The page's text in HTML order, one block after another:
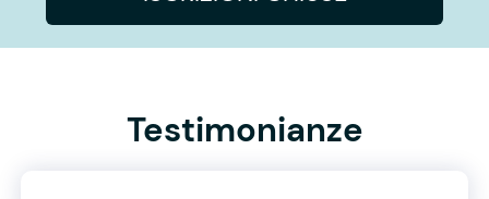
Testimonianze